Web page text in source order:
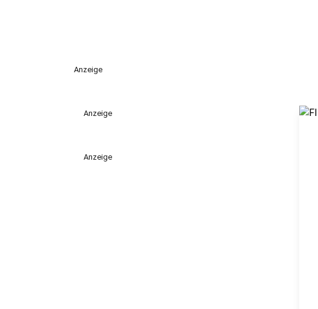
Anzeige
Anzeige
Anzeige